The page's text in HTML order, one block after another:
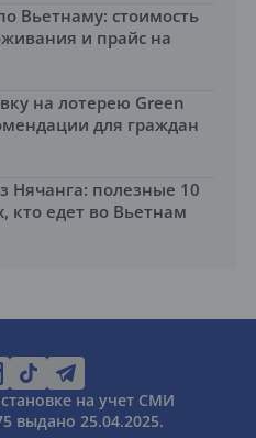
Вьетнаму: стоимость
и прайс на
на лотерею Green
для граждан
Нячанга: полезные 10
кто едет во Вьетнам
на учет СМИ
выдано 25.04.2025.